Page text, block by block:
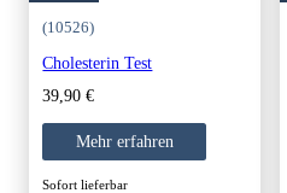
(10526)
Cholesterin Test
39,90€
Mehr erfahren
Sofort lieferbar